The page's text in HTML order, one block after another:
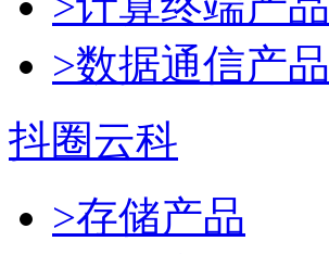
>数据通信产品
抖圈云科
>存储产品